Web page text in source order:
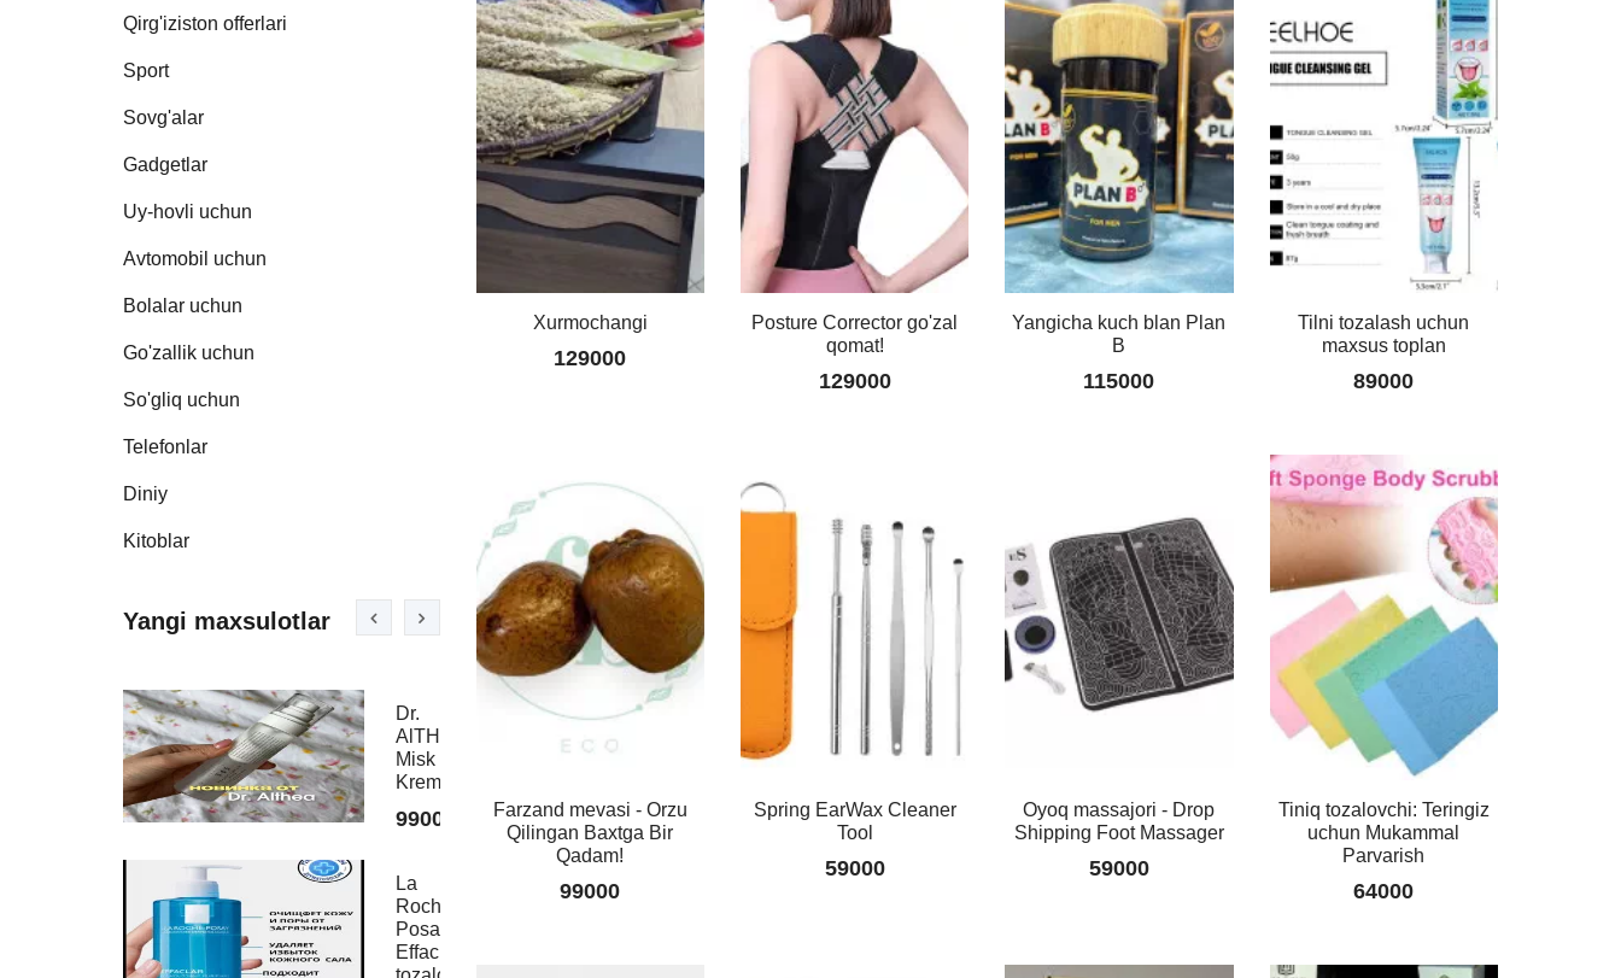
Qirg'iziston offerlari
Sport
Sovg'alar
Gadgetlar
Uy-hovli uchun
Avtomobil uchun
Bolalar uchun
Go'zallik uchun
So'gliq uchun
Telefonlar
Diniy
Kitoblar
Yangi maxsulotlar
Dr.
AlTHEA
Misk
Krem
99000
La
Roche-
Posay
Feramon
69000
Charlotte
Pheromone
For
Men:
uchun
Jilvali
Rang
99000
Xurmochangi
129000
Posture Corrector go'zal
qomat!
129000
Yangicha kuch blan Plan
B
115000
Tilni tozalash uchun
maxsus toplan
89000
Farzand mevasi - Orzu
Qilingan Baxtga Bir
Qadam!
99000
Spring EarWax Cleaner
Tool
59000
Oyoq massajori - Drop
Shipping Foot Massager
59000
Tiniq tozalovchi: Teringiz
uchun Mukammal
Parvarish
64000